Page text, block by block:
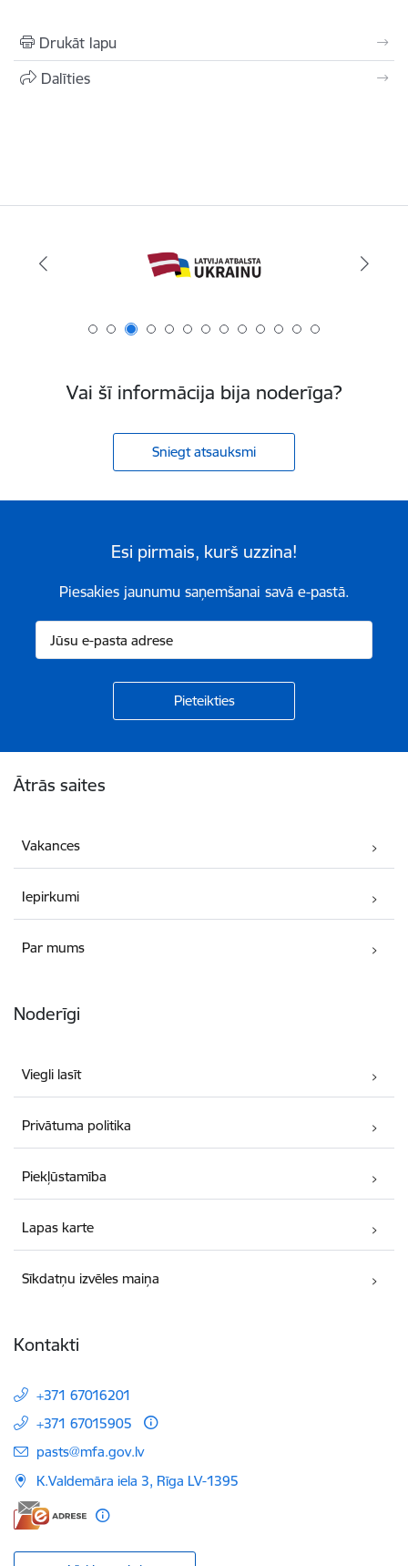
Drukāt lapu
Dalīties
Vai šī informācija bija noderīga?
Sniegt atsauksmi
Esi pirmais, kurš uzzina!
Piesakies jaunumu saņemšanai savā e-pastā.
Ātrās saites
Vakances
Iepirkumi
Par mums
Noderīgi
Viegli lasīt
Privātuma politika
Piekļūstamība
Lapas karte
Sīkdatņu izvēles maiņa
Kontakti
+371 67016201
+371 67015905
E-pasts:
pasts@mfa.gov.lv
K.Valdemāra iela 3, Rīga LV-1395